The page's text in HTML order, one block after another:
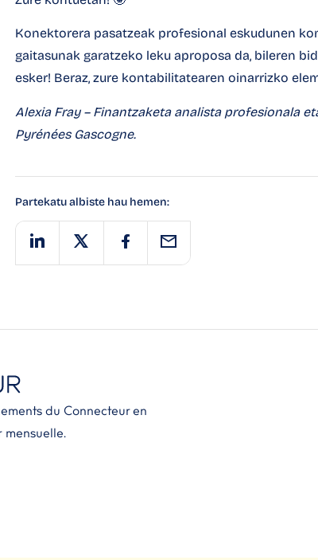
Konektorera pasatzeak profesional eskudunen
gaitasunak garatzeko leku aproposa da, bileren
esker! Beraz, zure kontabilitatearen oinarrizko
Alexia Fray– Finantzaketa analista profesionala
Pyrénées Gascogne.
Partekatu albiste hau hemen:
du Connecteur en